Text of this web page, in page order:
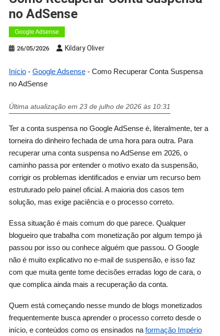
no AdSense
Google Adsense
26/05/2026 Kildary Oliver
Início- Google Adsense- Como Recuperar Conta Suspensa
no AdSense
Última atualização em 23 de julho de 2026 às 10:31
Ter a conta suspensa no Google AdSense é, literalmente, ter a
torneira do dinheiro fechada de uma hora para outra. Para
recuperar uma conta suspensa no AdSense em 2026, o
caminho passa por entender o motivo exato da suspensão,
corrigir os problemas identificados e enviar um recurso bem
estruturado pelo painel oficial. A maioria dos casos tem
solução, mas exige paciência e o processo correto.
Essa situação é mais comum do que parece. Qualquer
blogueiro que trabalha com monetização por algum tempo já
passou por isso ou conhece alguém que passou. O Google
não é muito explicativo no e-mail de suspensão, e isso faz
com que muita gente tome decisões erradas logo de cara, o
que complica ainda mais a recuperação da conta.
Quem está começando nesse mundo de blogs monetizados
frequentemente busca aprender o processo correto desde o
início, e conteúdos como os ensinados na formação Império